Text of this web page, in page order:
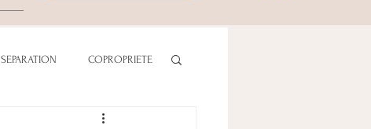
SEPARATION COPROPRIETE